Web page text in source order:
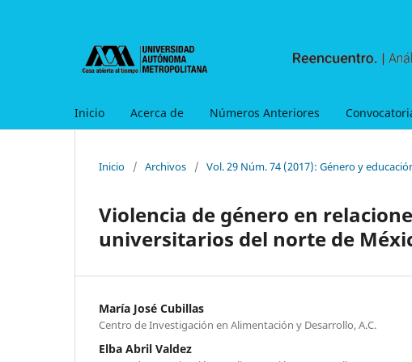
Inicio Acerca de Números Anteriores
Inicio / Archivos / Vol. 29 Núm. 74 (2017): Género y
Violencia de género en
universitarios del norte de
María José Cubillas
Centro de Investigación en Alimentación y Desarrollo, A.C.
Elba Abril Valdez